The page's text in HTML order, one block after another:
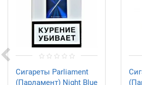
Сигареты Parliament
(Парламент) Night Blue